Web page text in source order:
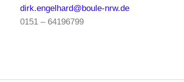
dirk.engelhard@boule-nrw.de
0151 – 64196799